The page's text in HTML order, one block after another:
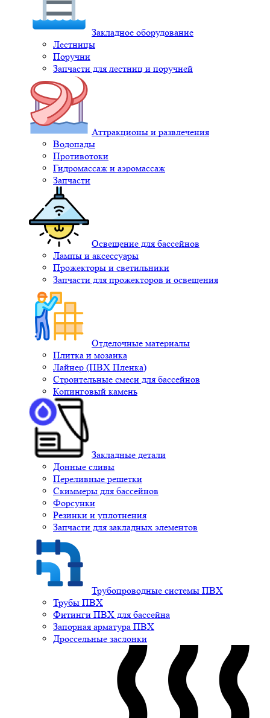
Закладное оборудование
Лестницы
Поручни
Запчасти для лестниц и поручней
Аттракционы и развлечения
Водопады
Противотоки
Гидромассаж и аэромассаж
Запчасти
Освещение для бассейнов
Лампы и аксессуары
Прожекторы и светильники
Запчасти для прожекторов и освещения
Отделочные материалы
Плитка и мозаика
Лайнер (ПВХ Пленка)
Строительные смеси для бассейнов
Копинговый камень
Закладные детали
Донные сливы
Переливные решетки
Скиммеры для бассейнов
Форсунки
Резинки и уплотнения
Запчасти для закладных элементов
Трубопроводные системы ПВХ
Трубы ПВХ
Фитинги ПВХ для бассейна
Запорная арматура ПВХ
Дроссельные заслонки